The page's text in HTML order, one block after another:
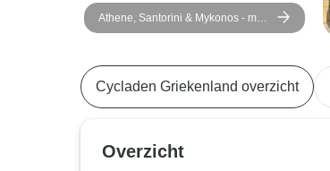
Athene, Santorini & Mykonos - met
3 rondleidingen - een semi-
Cycladen Griekenland overzicht
Overzicht